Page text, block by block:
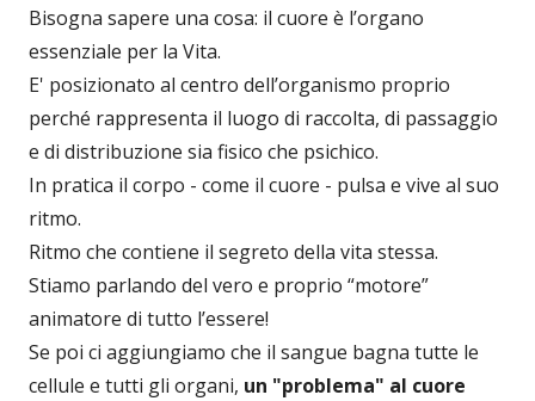
Bisogna sapere una cosa: il cuore è l’organo
essenziale per la Vita.
E' posizionato al centro dell’organismo proprio
perché rappresenta il luogo di raccolta, di passaggio
e di distribuzione sia fisico che psichico.
In pratica il corpo - come il cuore - pulsa e vive al suo
ritmo.
Ritmo che contiene il segreto della vita stessa.
Stiamo parlando del vero e proprio “motore”
animatore di tutto l’essere!
Se poi ci aggiungiamo che il sangue bagna tutte le
cellule e tutti gli organi, un "problema" al cuore